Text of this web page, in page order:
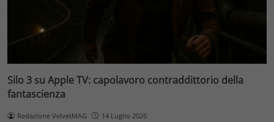
Silo 3 su Apple TV: capolavoro contraddittorio della
fantascienza
Redazione VelvetMAG 14 Luglio 2026